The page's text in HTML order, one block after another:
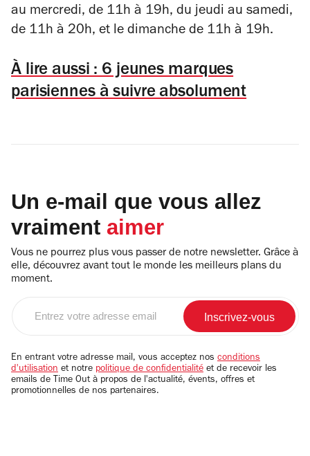
au mercredi, de 11h à 19h, du jeudi au samedi,
de 11h à 20h, et le dimanche de 11h à 19h.
À lire aussi : 6 jeunes marques
parisiennes à suivre absolument
Un e-mail que vous allez
vraiment aimer
Vous ne pourrez plus vous passer de notre newsletter. Grâce à
elle, découvrez avant tout le monde les meilleurs plans du
moment.
email
En entrant votre adresse mail, vous acceptez nos conditions
d'utilisation et notre politique de confidentialité et de recevoir les
emails de Time Out à propos de l'actualité, évents, offres et
promotionnelles de nos partenaires.